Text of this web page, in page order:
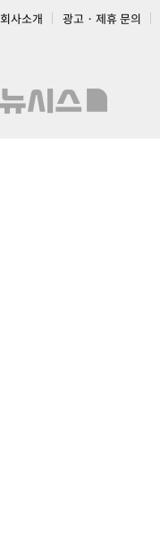
회사소개 광고 · 제휴 문의